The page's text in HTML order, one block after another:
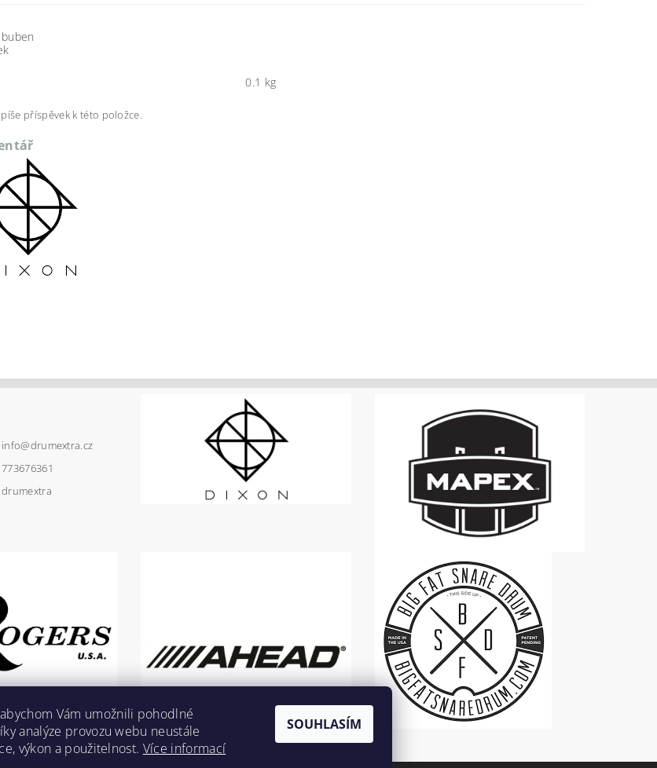
0.1 kg
příspěvek k této položce.
info@drumextra.cz
773676361
drumextra
Vám umožnili pohodlné
analýze provozu webu neustále
výkon a použitelnost. Více informací
SOUHLASÍM